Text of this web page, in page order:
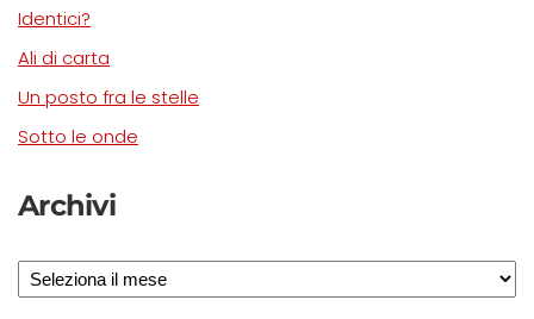
Identici?
Ali di carta
Un posto fra le stelle
Sotto le onde
Archivi
Archivi